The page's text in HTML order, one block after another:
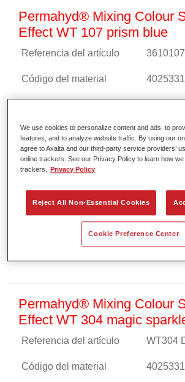
Permahyd® Mixing Colour
Effect WT 107 prism blue
Referencia del artículo
Código del material
Permahyd® Mixing Colour
Effect WT 304 magic
Referencia del artículo WT304
Código del material
We use cookies to personalize content and ads, to
features, and to analyze website traffic. By using our
agree to Axalta and our third-party service providers’
online trackers. See our Privacy Policy to learn how
trackers.
Privacy Policy
Reject All Non-Essential Cookies
Cookie Preference Center